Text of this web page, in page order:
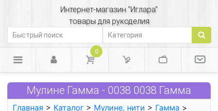
Интернет-магазин "Иглара"
товары для рукоделия
0
Мулине Гамма - 0038 0038 Гамма
Главная > Каталог > Мулине, нити > Гамма >